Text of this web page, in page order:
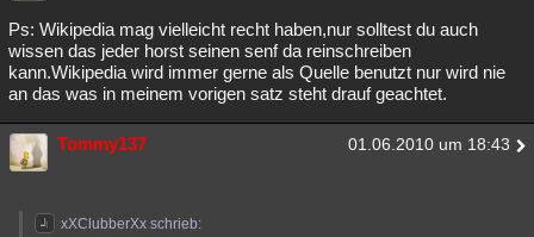
Ps: Wikipedia mag vielleicht recht haben,nur solltest du auch
wissen das jeder horst seinen senf da reinschreiben
kann.Wikipedia wird immer gerne als Quelle benutzt nur wird nie
an das was in meinem vorigen satz steht drauf geachtet.
Tommy137 01.06.2010 um 18:43
xXClubberXx schrieb: